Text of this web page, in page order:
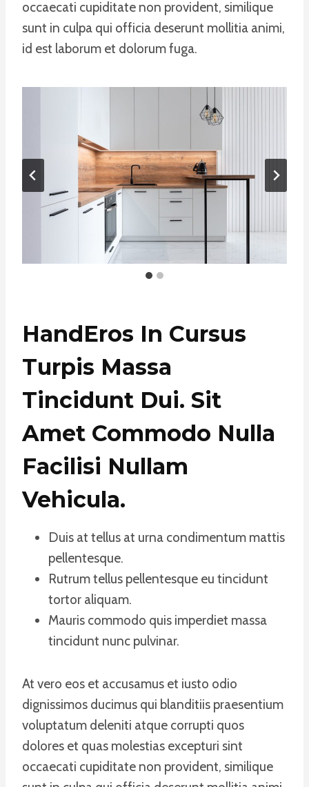
occaecati cupiditate non provident, similique
sunt in culpa qui officia deserunt mollitia animi,
id est laborum et dolorum fuga.
HandEros In Cursus
Turpis Massa
Tincidunt Dui. Sit
Amet Commodo Nulla
Facilisi Nullam
Vehicula.
Duis at tellus at urna condimentum mattis
pellentesque.
Rutrum tellus pellentesque eu tincidunt
tortor aliquam.
Mauris commodo quis imperdiet massa
tincidunt nunc pulvinar.
At vero eos et accusamus et iusto odio
dignissimos ducimus qui blanditiis praesentium
voluptatum deleniti atque corrupti quos
dolores et quas molestias excepturi sint
occaecati cupiditate non provident, similique